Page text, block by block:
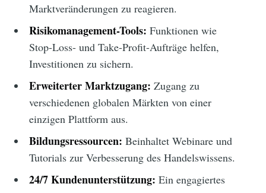
Marktveränderungen zu reagieren.
Risikomanagement-Tools: Funktionen wie
Stop-Loss- und Take-Profit-Aufträge helfen,
Investitionen zu sichern.
Erweiterter Marktzugang: Zugang zu
verschiedenen globalen Märkten von einer
einzigen Plattform aus.
Bildungsressourcen: Beinhaltet Webinare und
Tutorials zur Verbesserung des Handelswissens.
24/7 Kundenunterstützung: Ein engagiertes